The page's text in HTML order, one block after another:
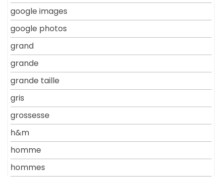
google images
google photos
grand
grande
grande taille
gris
grossesse
h&m
homme
hommes